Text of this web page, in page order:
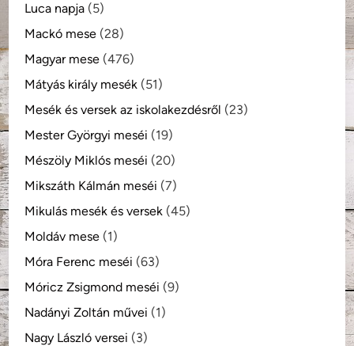
Luca napja (5)
Mackó mese (28)
Magyar mese (476)
Mátyás király mesék (51)
Mesék és versek az iskolakezdésről (23)
Mester Györgyi meséi (19)
Mészöly Miklós meséi (20)
Mikszáth Kálmán meséi (7)
Mikulás mesék és versek (45)
Moldáv mese (1)
Móra Ferenc meséi (63)
Móricz Zsigmond meséi (9)
Nadányi Zoltán művei (1)
Nagy László versei (3)